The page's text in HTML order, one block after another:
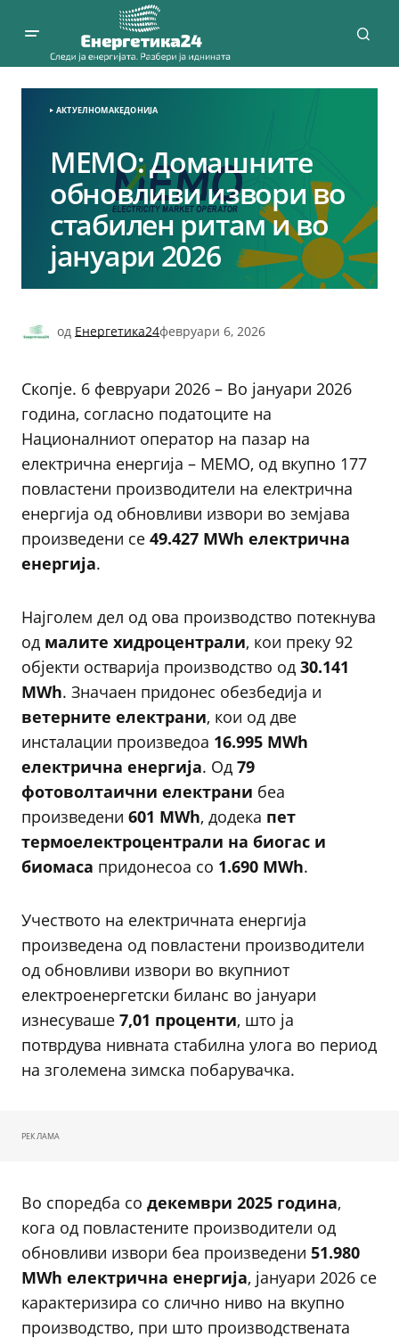
АКТУЕЛНОМАКЕДОНИЈА
МЕМО: Домашните
обновливи извори во
стабилен ритам и во
јануари 2026
од Енергетика24февруари 6, 2026
Скопје. 6 февруари 2026 – Во јануари 2026
година, согласно податоците на
Националниот оператор на пазар на
електрична енергија – МЕМО, од вкупно 177
повластени производители на електрична
енергија од обновливи извори во земјава
произведени се 49.427 MWh електрична
енергија.
Најголем дел од ова производство потекнува
од малите хидроцентрали, кои преку 92
објекти остварија производство од 30.141
MWh. Значаен придонес обезбедија и
ветерните електрани, кои од две
инсталации произведоа 16.995 MWh
електрична енергија. Од 79
фотоволтаични електрани беа
произведени 601 MWh, додека пет
термоелектроцентрали на биогас и
биомаса придонесоа со 1.690 MWh.
Учеството на електричната енергија
произведена од повластени производители
од обновливи извори во вкупниот
електроенергетски биланс во јануари
изнесуваше 7,01 проценти, што ја
потврдува нивната стабилна улога во период
на зголемена зимска побарувачка.
РЕКЛАМА
Во споредба со декември 2025 година,
кога од повластените производители од
обновливи извори беа произведени 51.980
MWh електрична енергија, јануари 2026 се
карактеризира со слично ниво на вкупно
производство, при што производствената